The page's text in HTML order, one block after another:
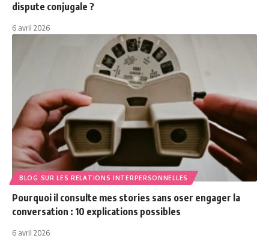
dispute conjugale ?
6 avril 2026
BLOG SUR LES RELATIONS INTERPERSONNELLES
Pourquoi il consulte mes stories sans oser engager la
conversation : 10 explications possibles
6 avril 2026